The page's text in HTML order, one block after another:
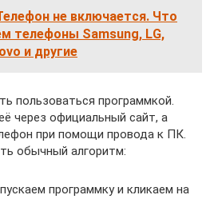
не включается. Что
телефоны Samsung, LG,
и другие
пользоваться программкой.
через официальный сайт, а
при помощи провода к ПК.
обычный алгоритм:
программку и кликаем на